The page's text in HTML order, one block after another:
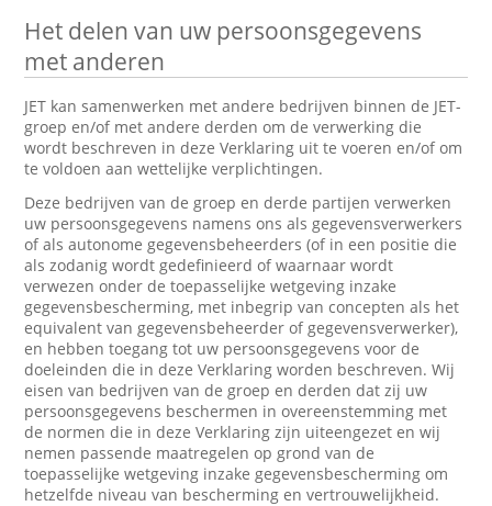
Het delen van uw persoonsgegevens
met anderen
JET kan samenwerken met andere bedrijven binnen de JET-
groep en/of met andere derden om de verwerking die
wordt beschreven in deze Verklaring uit te voeren en/of om
te voldoen aan wettelijke verplichtingen.
Deze bedrijven van de groep en derde partijen verwerken
uw persoonsgegevens namens ons als gegevensverwerkers
of als autonome gegevensbeheerders (of in een positie die
als zodanig wordt gedefinieerd of waarnaar wordt
verwezen onder de toepasselijke wetgeving inzake
gegevensbescherming, met inbegrip van concepten als het
equivalent van gegevensbeheerder of gegevensverwerker),
en hebben toegang tot uw persoonsgegevens voor de
doeleinden die in deze Verklaring worden beschreven. Wij
eisen van bedrijven van de groep en derden dat zij uw
persoonsgegevens beschermen in overeenstemming met
de normen die in deze Verklaring zijn uiteengezet en wij
nemen passende maatregelen op grond van de
toepasselijke wetgeving inzake gegevensbescherming om
hetzelfde niveau van bescherming en vertrouwelijkheid.